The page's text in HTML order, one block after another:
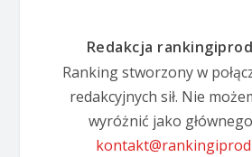
Redakcja
Ranking stworzony w
redakcyjnych sił. Nie
wyróżnić jako